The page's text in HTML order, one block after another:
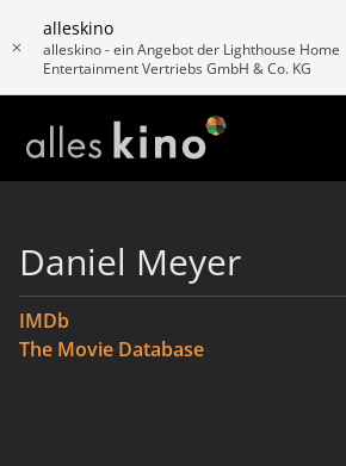
alleskino
alleskino - ein Angebot der Lighthouse Home
Entertainment Vertriebs GmbH & Co. KG
Daniel Meyer
IMDb
The Movie Database